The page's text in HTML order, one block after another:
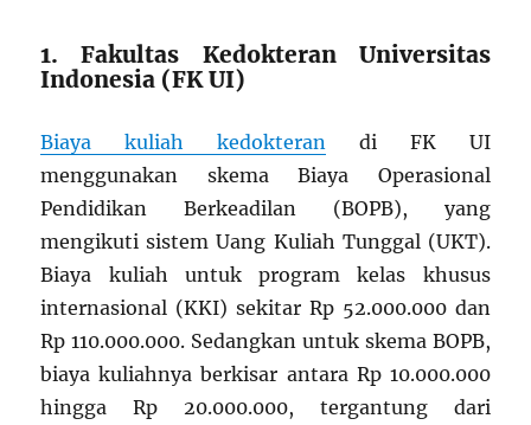
1. Fakultas Kedokteran Universitas
Indonesia (FK UI)
Biaya kuliah kedokteran di FK UI
menggunakan skema Biaya Operasional
Pendidikan Berkeadilan (BOPB), yang
mengikuti sistem Uang Kuliah Tunggal (UKT).
Biaya kuliah untuk program kelas khusus
internasional (KKI) sekitar Rp 52.000.000 dan
Rp 110.000.000. Sedangkan untuk skema BOPB,
biaya kuliahnya berkisar antara Rp 10.000.000
hingga Rp 20.000.000, tergantung dari